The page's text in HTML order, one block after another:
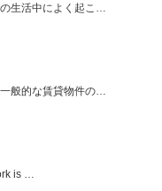
生活中によく起こ…
般的な賃貸物件の…
is …